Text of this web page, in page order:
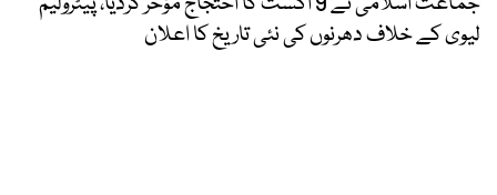
لیوی کے خلاف دھرنوں کی نئی تاریخ کا اعلان